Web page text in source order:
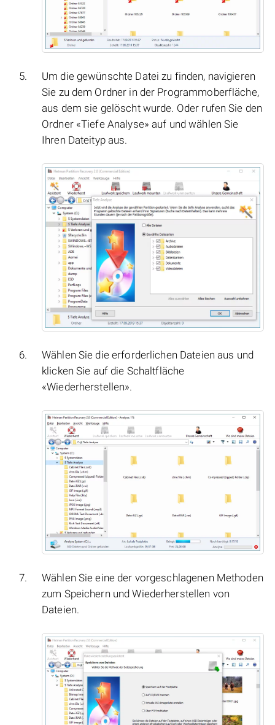
Um die gewünschte Datei zu finden, navigieren
Sie zu dem Ordner in der Programmoberfläche,
aus dem sie gelöscht wurde. Oder rufen Sie den
Ordner «Tiefe Analyse» auf und wählen Sie
Ihren Dateityp aus.
Wählen Sie die erforderlichen Dateien aus und
klicken Sie auf die Schaltfläche
«Wiederherstellen».
Wählen Sie eine der vorgeschlagenen Methoden
zum Speichern und Wiederherstellen von
Dateien.